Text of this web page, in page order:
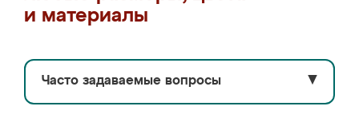
и материалы
Часто задаваемые вопросы ▼